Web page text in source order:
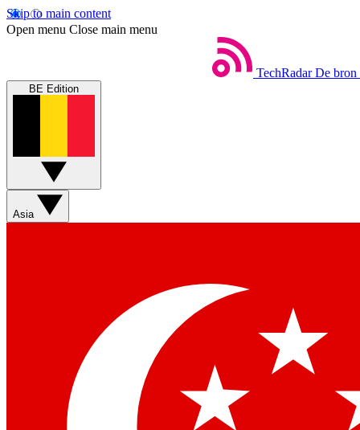
Skip to main content
Open menu Close main menu
TechRadar De bron
BE Edition
Asia